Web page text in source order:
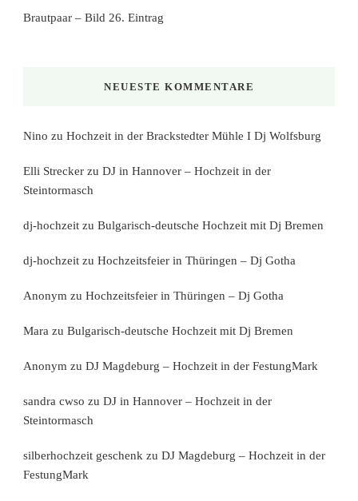
Brautpaar – Bild 26. Eintrag
NEUESTE KOMMENTARE
Nino zu Hochzeit in der Brackstedter Mühle I Dj Wolfsburg
Elli Strecker zu DJ in Hannover – Hochzeit in der
Steintormasch
dj-hochzeit zu Bulgarisch-deutsche Hochzeit mit Dj Bremen
dj-hochzeit zu Hochzeitsfeier in Thüringen – Dj Gotha
Anonym zu Hochzeitsfeier in Thüringen – Dj Gotha
Mara zu Bulgarisch-deutsche Hochzeit mit Dj Bremen
Anonym zu DJ Magdeburg – Hochzeit in der FestungMark
sandra cwso zu DJ in Hannover – Hochzeit in der
Steintormasch
silberhochzeit geschenk zu DJ Magdeburg – Hochzeit in der
FestungMark